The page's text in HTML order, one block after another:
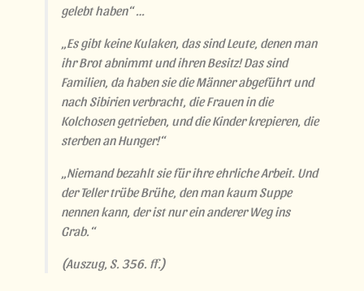
gelebt haben“ …
„Es gibt keine Kulaken, das sind Leute, denen man
ihr Brot abnimmt und ihren Besitz! Das sind
Familien, da haben sie die Männer abgeführt und
nach Sibirien verbracht, die Frauen in die
Kolchosen getrieben, und die Kinder krepieren, die
sterben an Hunger!“
„Niemand bezahlt sie für ihre ehrliche Arbeit. Und
der Teller trübe Brühe, den man kaum Suppe
nennen kann, der ist nur ein anderer Weg ins
Grab.“
(Auszug, S. 356. ff.)